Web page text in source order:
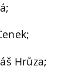
Hrůza;